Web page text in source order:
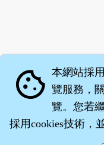
cookie 本網站採
覽服務，
覽。您若
採用cookies技術，